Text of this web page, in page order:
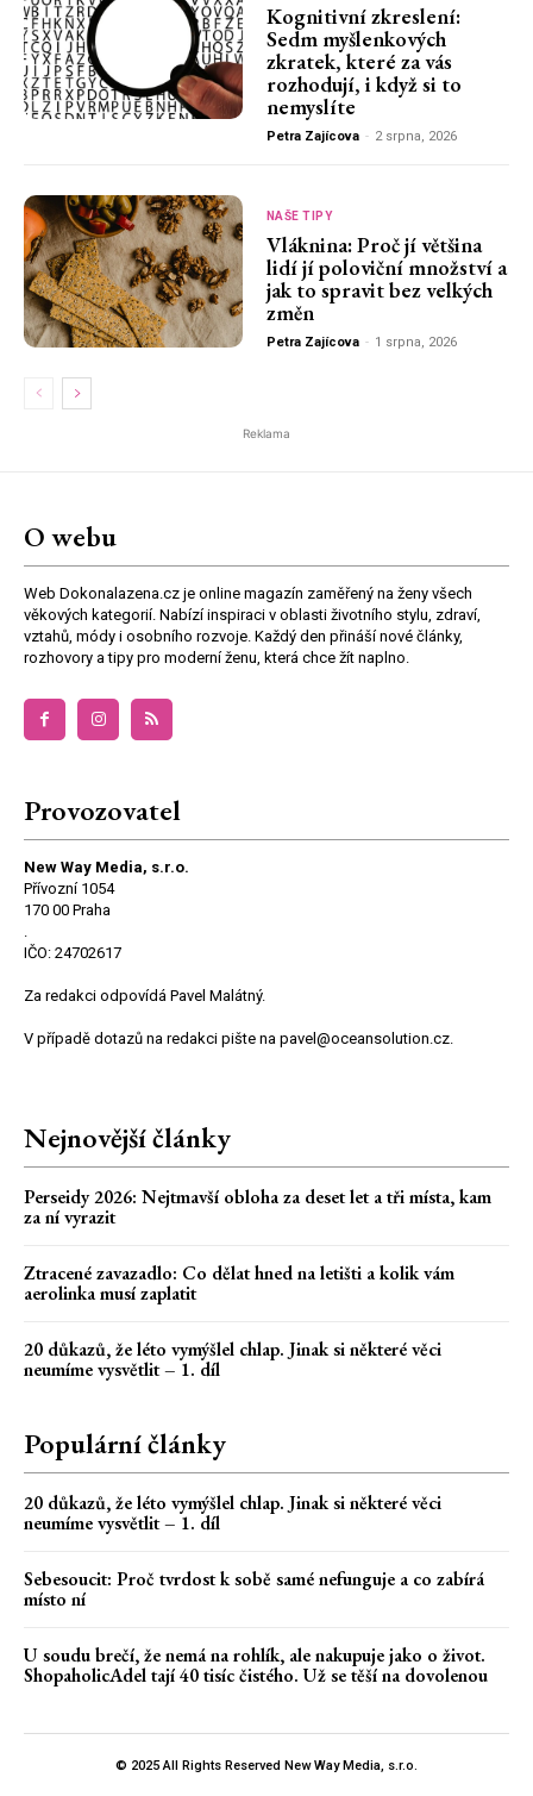
Kognitivní zkreslení:
Sedm myšlenkových
zkratek, které za vás
rozhodují, i když si to
nemyslíte
Petra Zajícova - 2 srpna, 2026
NAŠE TIPY
Vláknina: Proč jí většina
lidí jí poloviční množství a
jak to spravit bez velkých
změn
Petra Zajícova - 1 srpna, 2026
Reklama
O webu
Web Dokonalazena.cz je online magazín zaměřený na ženy všech
věkových kategorií. Nabízí inspiraci v oblasti životního stylu, zdraví,
vztahů, módy i osobního rozvoje. Každý den přináší nové články,
rozhovory a tipy pro moderní ženu, která chce žít naplno.
Provozovatel
New Way Media, s.r.o.
Přívozní 1054
170 00 Praha
.
IČO: 24702617
Za redakci odpovídá Pavel Malátný.
V případě dotazů na redakci pište na pavel@oceansolution.cz.
Nejnovější články
Perseidy 2026: Nejtmavší obloha za deset let a tři místa, kam
za ní vyrazit
Ztracené zavazadlo: Co dělat hned na letišti a kolik vám
aerolinka musí zaplatit
20 důkazů, že léto vymýšlel chlap. Jinak si některé věci
neumíme vysvětlit – 1. díl
Populární články
20 důkazů, že léto vymýšlel chlap. Jinak si některé věci
neumíme vysvětlit – 1. díl
Sebesoucit: Proč tvrdost k sobě samé nefunguje a co zabírá
místo ní
U soudu brečí, že nemá na rohlík, ale nakupuje jako o život.
ShopaholicAdel tají 40 tisíc čistého. Už se těší na dovolenou
© 2025 All Rights Reserved New Way Media, s.r.o.